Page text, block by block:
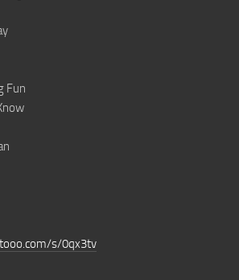
Fun
s/0qx3tv